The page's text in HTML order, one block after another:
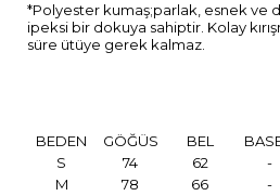
*Polyester kumaş;parlak, esnek ve
ipeksi bir dokuya sahiptir. Kolay
süre ütüye gerek kalmaz.
BEDEN GÖĞÜS BEL
S
74 62 -
M
78 66 -